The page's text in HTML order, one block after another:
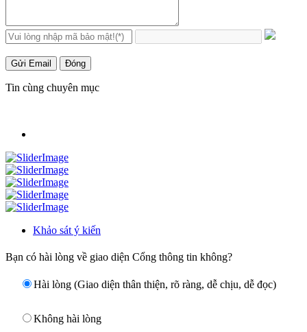
Gửi Email Đóng
Tin cùng chuyên mục
Khảo sát ý kiến
Bạn có hài lòng về giao diện Cổng thông tin không?
Hài lòng (Giao diện thân thiện, rõ ràng, dễ chịu, dễ đọc)
Không hài lòng